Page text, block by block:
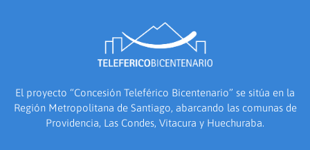
El proyecto “Concesión Teleférico Bicentenario” se sitúa en la
Región Metropolitana de Santiago, abarcando las comunas de
Providencia, Las Condes, Vitacura y Huechuraba.